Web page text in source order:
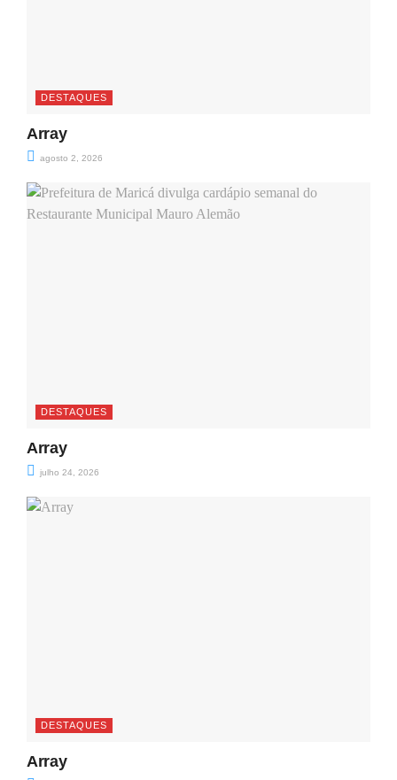
DESTAQUES
Array
agosto 2, 2026
DESTAQUES
Array
julho 24, 2026
DESTAQUES
Array